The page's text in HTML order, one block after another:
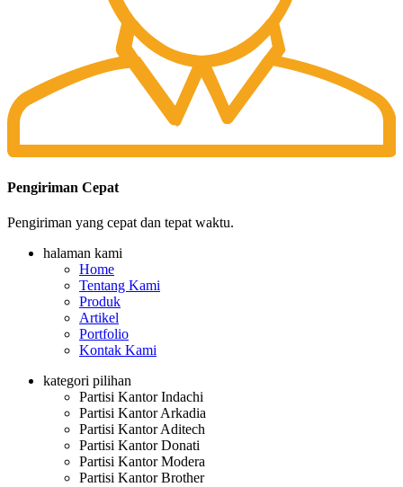
Pengiriman Cepat
Pengiriman yang cepat dan tepat waktu.
halaman kami
Home
Tentang Kami
Produk
Artikel
Portfolio
Kontak Kami
kategori pilihan
Partisi Kantor Indachi
Partisi Kantor Arkadia
Partisi Kantor Aditech
Partisi Kantor Donati
Partisi Kantor Modera
Partisi Kantor Brother